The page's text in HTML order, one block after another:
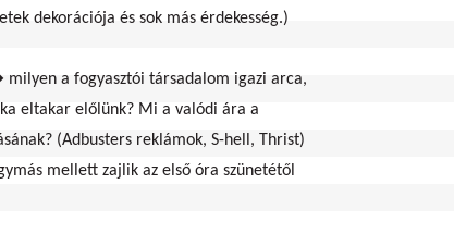
dekorációja és sok más érdekesség.)
milyen a fogyasztói társadalom igazi arca,
eltakar előlünk? Mi a valódi ára a
(Adbusters reklámok, S-hell, Thrist)
mellett zajlik az első óra szünetétől